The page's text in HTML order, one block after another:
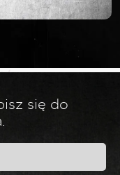
się do